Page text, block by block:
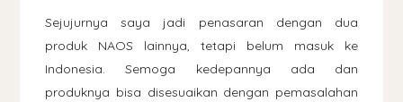
Sejujurnya saya jadi penasaran dengan dua
produk NAOS lainnya, tetapi belum masuk ke
Indonesia. Semoga kedepannya ada dan
produknya bisa disesuaikan dengan pemasalahan